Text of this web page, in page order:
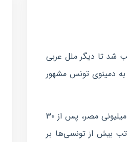
شد تا دیگر ملل عربی
به دمینوی تونس مشهور
یكی از كشورهای شمال آفریقا كه از اعتراضات تونسی‌ها بی‌بهره نبوده، ملت و كشور مصر می‌باشد. كشور ۸۰ میلیونی مصر، پس از ۳۰
بیش از تونسی‌ها بر